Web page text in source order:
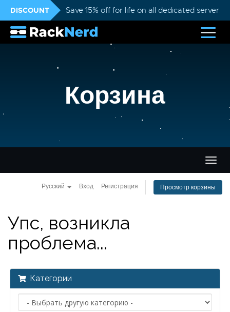
DISCOUNT Save 15% off for life on all dedicated servers
Корзина
Русский Вход Регистрация Просмотр корзины
Упс, возникла
проблема...
Категории